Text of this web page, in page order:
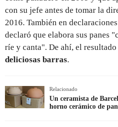
con su jefe antes de tomar la
2016. También en
declaró que elabora sus panes
ríe y canta". De ahí, el resultado
deliciosas barras.
Relacionado
Un ceramista de
horno cerámico de pan